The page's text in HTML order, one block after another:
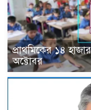
প্রাথমিকের ১৪
অক্টোবর